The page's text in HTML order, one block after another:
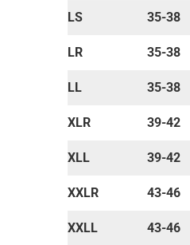
LS
35-38
LR
35-38
LL
35-38
XLR
39-42
XLL
39-42
XXLR
43-46
XXLL
43-46